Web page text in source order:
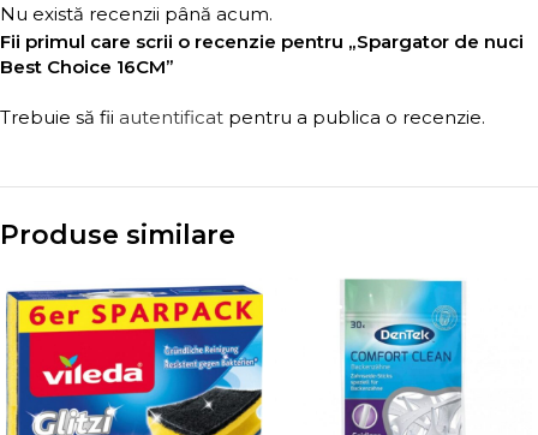
Nu există recenzii până acum.
Fii primul care scrii o recenzie pentru „Spargator de nuci
Best Choice 16CM”
Trebuie să fii autentificat pentru a publica o recenzie.
Produse similare